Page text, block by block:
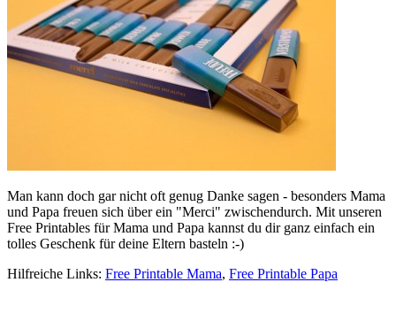
Man kann doch gar nicht oft genug Danke sagen - besonders Mama
und Papa freuen sich über ein "Merci" zwischendurch. Mit unseren
Free Printables für Mama und Papa kannst du dir ganz einfach ein
tolles Geschenk für deine Eltern basteln :-)
Hilfreiche Links: Free Printable Mama, Free Printable Papa